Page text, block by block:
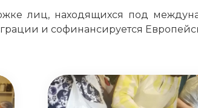
лиц, находящихся под
и софинансируется